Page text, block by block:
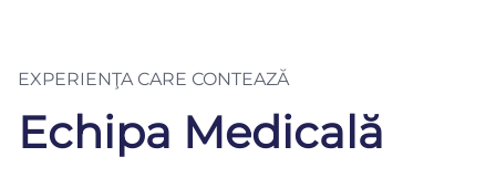
EXPERIENŢA CARE CONTEAZĂ
Echipa Medicală